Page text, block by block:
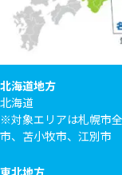
北海道地方
北海道
※対象エリアは札幌市
市、苫小牧市、江別市
東北地方